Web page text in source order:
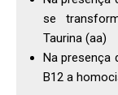
se
Taurina (aa)
Na presença
B12 a